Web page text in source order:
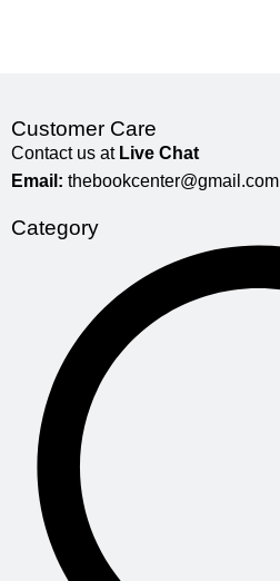
Customer Care
Contact us at Live Chat
Email: thebookcenter@gmail.com
Category